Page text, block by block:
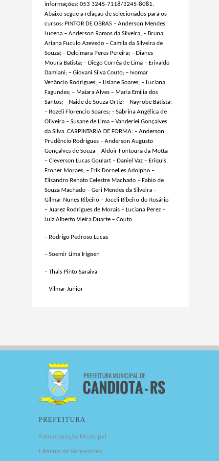
informações: 053 3245-7118/3245-8081.
Abaixo segue a relação de selecionados para os
cursos: PINTOR DE OBRAS – Anderson Mendes
Lucena – Anderson Ramos da Silveira; – Bruna
Ariana Fuculo Azevedo – Camila da Silveira de
Souza; – Delcimara Peres Pereira; – Dianes
Moura Batista; – Diego Corrêa de Lima – Erivaldo
Damiani; – Giovani Silva Couto; – Ivomar
Venâncio Rodrigues; – Lisiane Soares; – Luciana
Fagundes; – Maiara Alves – Maria Emília dos
Santos; – Naide de Souza Ortiz; – Nayrobe Batista;
– Rozeli Florencio Soares; – Sabrina Angélica de
Oliveira – Susane de Lima – Vanderlei Gonçalves
da Silva. CARPINTARIA DE FORMA: – Anderson
Prudêncio Rodrigues – Anderson Augusto
Gonçalves de Souza – Aldoir Fontoura da Motta
– Cleverson Lucas Goulart – Daniel Vaz – Eriquis
Froner Moraes; – Erik Dornelles Adolpho –
Elisandro Renato Celestre Machado – Fabio de
Souza Machado – Geri Mendes da Silveira –
Gilmar Nunes Ribeiro – Joceli Ribeiro do Rosário
– Juarez Rodrigues de Morais – Luciana Perez –
Luiz Alberto Vieira Duarte – Couto
– Rodrigo Pedroso Lucas
– Soemir Lima Irigoen
– Thais Pinto Saraiva
– Vilmar Junior
PREFEITURA
Administração Municipal
Câmara de Vereadores